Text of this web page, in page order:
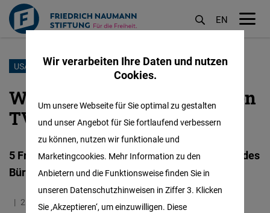
Direkt
Inhalt
EN
USA
Worauf es beim Trump-Biden
TV-Duell ankommen wird
5 Fragen / 5 Antworten mit Martin Biesel, Leiter des
Büros in Washington, D.C.
25.06.2024
2.6 Minuten
Wir verarbeiten Ihre Daten und nutzen
Cookies.
Um unsere Webseite für Sie optimal zu gestalten
und unser Angebot für Sie fortlaufend verbessern
zu können, nutzen wir funktionale und
Marketingcookies. Mehr Information zu den
Anbietern und die Funktionsweise finden Sie in
unseren Datenschutzhinweisen in Ziffer 3. Klicken
Sie ‚Akzeptieren‘, um einzuwilligen. Diese